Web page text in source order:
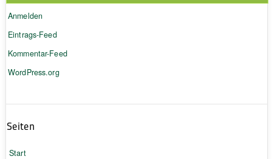
Anmelden
Eintrags-Feed
Kommentar-Feed
WordPress.org
Seiten
Start